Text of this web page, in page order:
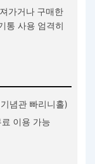
가거나 구매한
통 사용 엄격히
념관 빠리니홀)
이용 가능